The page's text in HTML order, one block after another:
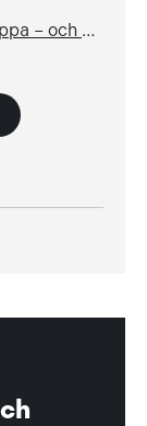
Soppa – och allt det goda till